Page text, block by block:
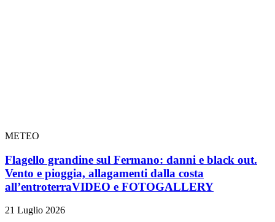
METEO
Flagello grandine sul Fermano: danni e black out.
Vento e pioggia, allagamenti dalla costa
all’entroterraVIDEO e FOTOGALLERY
21 Luglio 2026